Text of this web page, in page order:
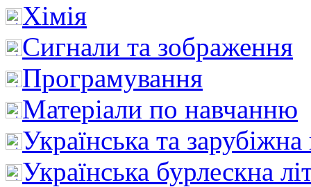
Хімія
Сигнали та зображення
Програмування
Матеріали по навчанню
Українська та зарубіжна
Українська бурлескна